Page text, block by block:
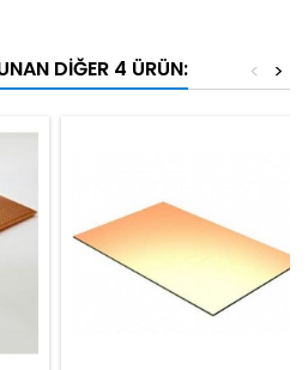
DIĞER 4 ÜRÜN: >
<